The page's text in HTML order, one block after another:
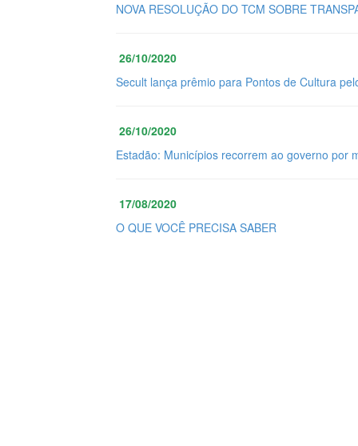
NOVA RESOLUÇÃO DO TCM SOBRE
26/10/2020
Secult lança prêmio para Pontos de Cultura
26/10/2020
Estadão: Municípios recorrem ao governo por
17/08/2020
O QUE VOCÊ PRECISA SABER